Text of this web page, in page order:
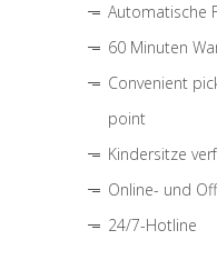
Automatische
60 Minuten
Convenient
point
Kindersitze
Online- und
24/7-Hotline